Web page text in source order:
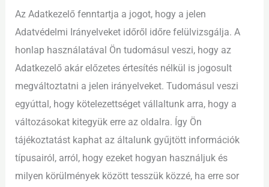
Az Adatkezelő fenntartja a jogot, hogy a jelen
Adatvédelmi Irányelveket időről időre felülvizsgálja. A
honlap használatával Ön tudomásul veszi, hogy az
Adatkezelő akár előzetes értesítés nélkül is jogosult
megváltoztatni a jelen irányelveket. Tudomásul veszi
egyúttal, hogy kötelezettséget vállaltunk arra, hogy a
változásokat kitegyük erre az oldalra. Így Ön
tájékoztatást kaphat az általunk gyűjtött információk
típusairól, arról, hogy ezeket hogyan használjuk és
milyen körülmények között tesszük közzé, ha erre sor